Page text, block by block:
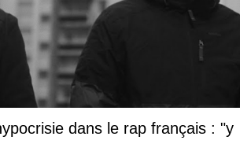
dans le rap français : "y